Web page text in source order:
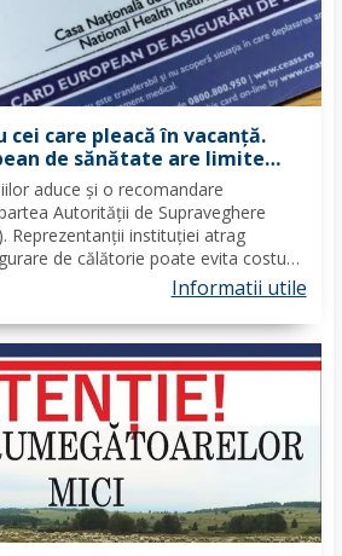
cei care pleacă în vacanță.
de sănătate are limite
care te poate costa
aduce și o recomandare
Autorității de Supraveghere
Reprezentanții instituției atrag
de călătorie poate evita costuri
probleme medicale, al anulării
Informatii utile